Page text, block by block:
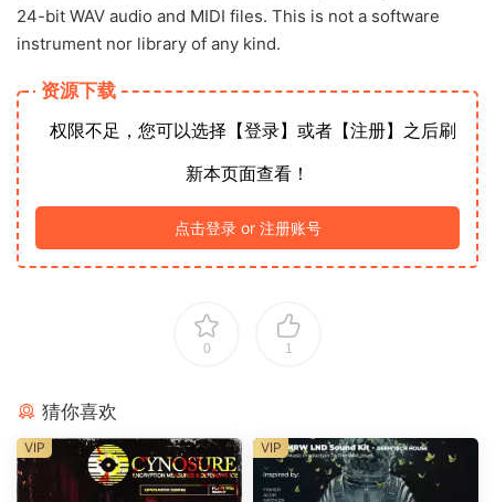
24-bit WAV audio and MIDI files. This is not a software
instrument nor library of any kind.
资源下载
权限不足，您可以选择【登录】或者【注册】之后刷
新本页面查看！
点击登录 or 注册账号
0 1
猜你喜欢
VIP VIP